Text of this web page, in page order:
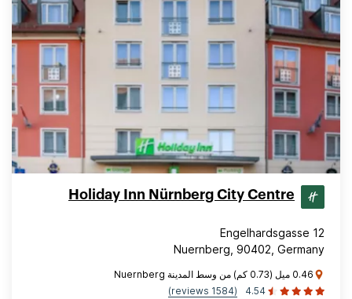
Holiday Inn Nürnberg City Centre
Engelhardsgasse 12
Nuernberg, 90402, Germany
0.46 ميل (0.73 كم) من وسط المدينة Nuernberg
4.54
(1584 reviews)